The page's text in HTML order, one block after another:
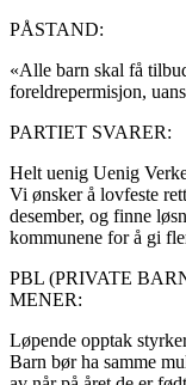
PÅSTAND:
«Alle barn skal få
foreldrepermisjon,
PARTIET SVARER:
Helt uenig Uenig
Vi ønsker å lovfeste
desember, og finne
kommunene for å gi
PBL (PRIVATE
MENER:
Løpende opptak
Barn bør ha samme